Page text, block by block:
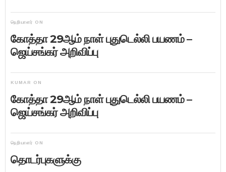
நெறியாளர் ON
கோத்தா 29ஆம் நாள் புதுடெல்லி பயணம் –
ஜெய்சங்கர் அறிவிப்பு
KUMAR ON
கோத்தா 29ஆம் நாள் புதுடெல்லி பயணம் –
ஜெய்சங்கர் அறிவிப்பு
நெறியாளர் ON
தொடர்புகளுக்கு